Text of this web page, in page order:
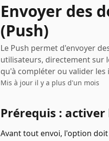
Envoyer des
(Push)
Le Push permet d'envoyer
utilisateurs, directement sur
qu'à compléter ou valider
Mis à jour il y a plus d'un mois
Prérequis : activer
Avant tout envoi, l'option